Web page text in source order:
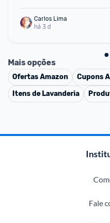
Carlos Lima
há 3 d
Mais opções
OfertasAmazon Cupons
Itens de Lavanderia
Fale